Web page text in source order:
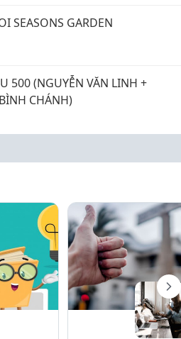
SEASONS GARDEN
500 (NGUYỄN VĂN LINH +
CHÁNH)